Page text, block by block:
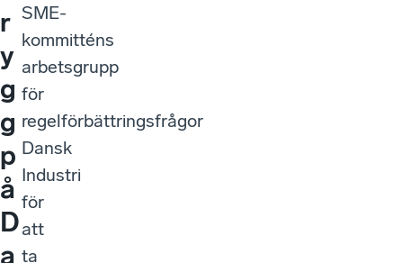
r
y
g
g
p
å
D
a
SME-
kommitténs
arbetsgrupp
för
regelförbättringsfrågor
Dansk
Industri
för
att
ta